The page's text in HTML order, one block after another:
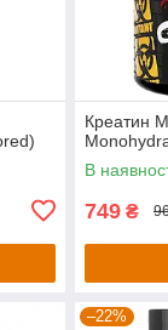
Креатин
В
749 ₴
–22%